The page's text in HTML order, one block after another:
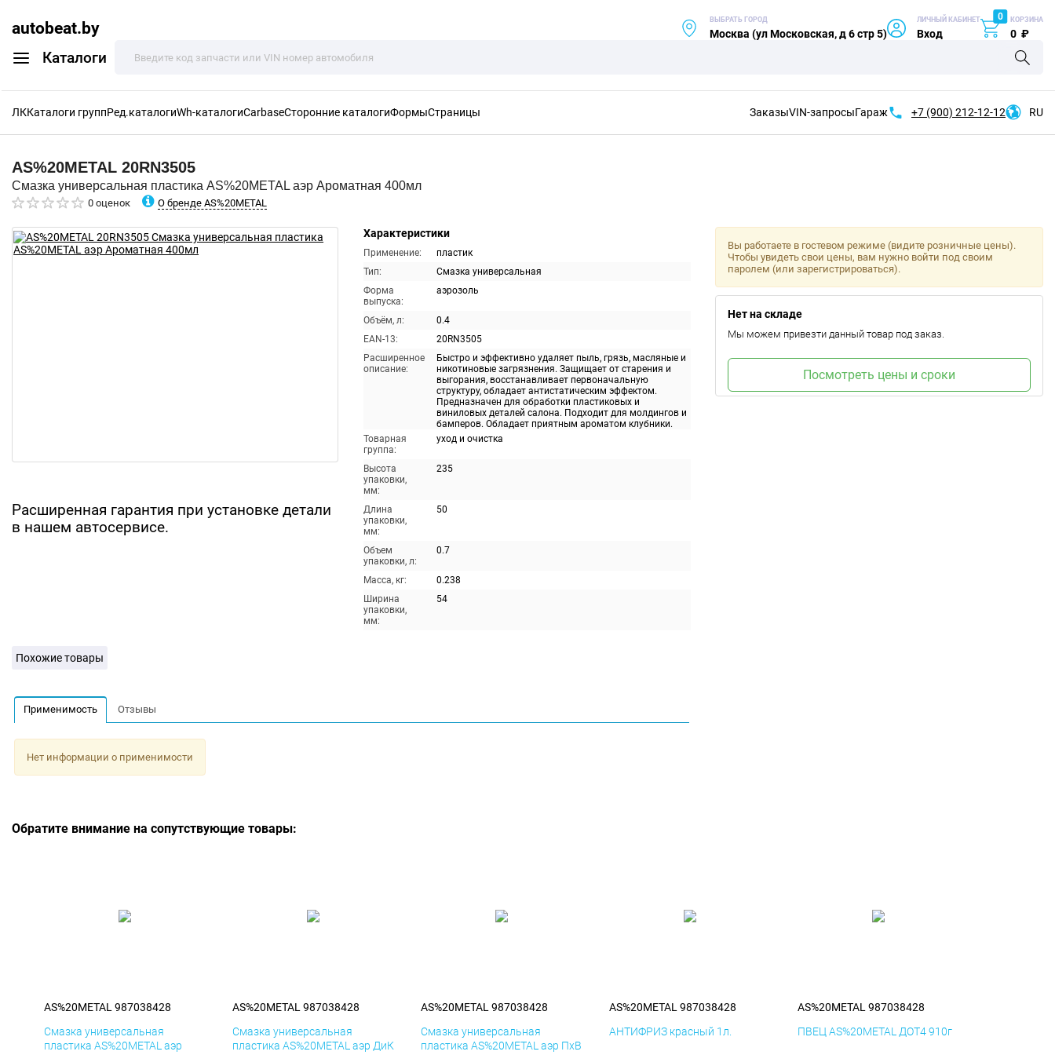
autobeat.by
Каталоги
ВЫБРАТЬ ГОРОД
Москва (ул Московская, д 6 стр 5)
ЛИЧНЫЙ КАБИНЕТ
Вход
0 КОРЗИНА
0 ₽
ЛККаталоги группРед.каталогиWh-каталогиCarbaseСторонние каталогиФормыСтраницы ЗаказыVIN-запросыГараж +7 (900) 212-12-12 RU
AS%20METAL 20RN3505
Смазка универсальная пластика AS%20METAL аэр Ароматная 400мл
0 оценок О бренде AS%20METAL
Расширенная гарантия при установке детали
в нашем автосервисе.
Характеристики
Применение:
пластик
Тип:
Смазка универсальная
Форма
выпуска:
аэрозоль
Объём, л:
0.4
EAN-13:
20RN3505
Расширенное
описание:
Быстро и эффективно удаляет пыль, грязь, масляные и
никотиновые загрязнения. Защищает от старения и
выгорания, восстанавливает первоначальную
структуру, обладает антистатическим эффектом.
Предназначен для обработки пластиковых и
виниловых деталей салона. Подходит для молдингов и
бамперов. Обладает приятным ароматом клубники.
Товарная
группа:
уход и очистка
Высота
упаковки,
мм:
235
Длина
упаковки,
мм:
50
Объем
упаковки, л:
0.7
Масса, кг:
0.238
Ширина
упаковки,
мм:
54
Вы работаете в гостевом режиме (видите розничные цены).
Чтобы увидеть свои цены, вам нужно войти под своим
паролем (или зарегистрироваться).
Нет на складе
Мы можем привезти данный товар под заказ.
Посмотреть цены и сроки
Похожие товары
Применимость Отзывы
Нет информации о применимости
Обратите внимание на сопутствующие товары:
AS%20METAL 987038428
Смазка универсальная
пластика AS%20METAL аэр
AS%20METAL 987038428
Смазка универсальная
пластика AS%20METAL аэр ДиК
AS%20METAL 987038428
Смазка универсальная
пластика AS%20METAL аэр ПхВ
AS%20METAL 987038428
АНТИФРИЗ красный 1л.
AS%20METAL 987038428
ПВЕЦ AS%20METAL ДОТ4 910г